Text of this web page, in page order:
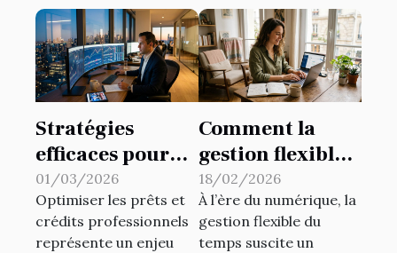
Stratégies
efficaces pour
optimiser les
prêts et crédits
professionnels
01/03/2026
Optimiser les prêts et
crédits professionnels
représente un enjeu
Comment la
gestion flexible
du temps
influence la
productivité ?
18/02/2026
À l’ère du numérique, la
gestion flexible du
temps suscite un